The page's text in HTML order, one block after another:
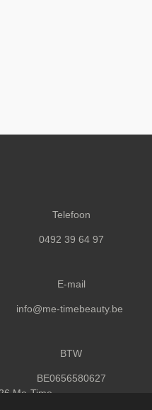
Telefoon
0492 39 64 97
E-mail
info@me-timebeauty.be
BTW
BE0656580627
Me-Time